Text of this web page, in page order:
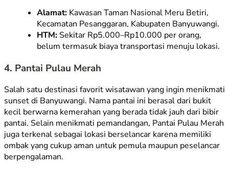
Alamat: Kawasan Taman Nasional Meru Betiri,
Kecamatan Pesanggaran, Kabupaten Banyuwangi.
HTM: Sekitar Rp5.000–Rp10.000 per orang,
belum termasuk biaya transportasi menuju lokasi.
4. Pantai Pulau Merah
Salah satu destinasi favorit wisatawan yang ingin menikmati
sunsetdi Banyuwangi. Nama pantai ini berasal dari bukit
kecil berwarna kemerahan yang berada tidak jauh dari bibir
pantai. Selain menikmati pemandangan, Pantai Pulau Merah
juga terkenal sebagai lokasi berselancar karena memiliki
ombak yang cukup aman untuk pemula maupun peselancar
berpengalaman.